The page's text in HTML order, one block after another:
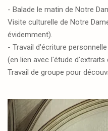
- Balade le matin de Notre
Visite culturelle de Notre
évidemment).
- Travail d'écriture
(en lien avec l'étude d'extraits
Travail de groupe pour